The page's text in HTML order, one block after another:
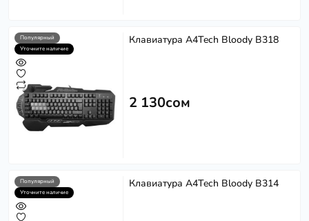
Популярный
Уточните наличие
Клавиатура A4Tech Bloody B318
2 130сом
Популярный
Уточните наличие
Клавиатура A4Tech Bloody B314